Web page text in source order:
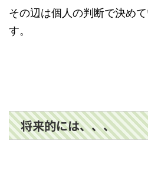
その辺は個人の判断で決め
す。
将来的には、、、